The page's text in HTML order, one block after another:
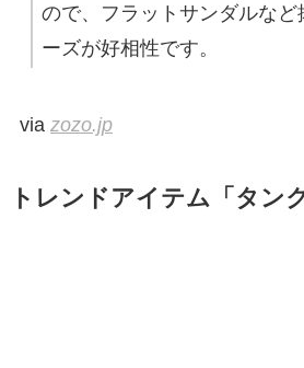
ので、フラットサンダルなど
ーズが好相性です。
via zozo.jp
トレンドアイテム「タン